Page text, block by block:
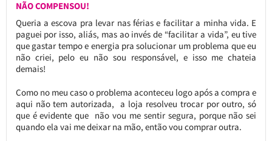
NÃO COMPENSOU!
Queria a escova pra levar nas férias e facilitar a minha vida. E
paguei por isso, aliás, mas ao invés de “facilitar a vida”, eu tive
que gastar tempo e energia pra solucionar um problema que eu
não criei, pelo eu não sou responsável, e isso me chateia
demais!
Como no meu caso o problema aconteceu logo após a compra e
aqui não tem autorizada, a loja resolveu trocar por outro, só
que é evidente que não vou me sentir segura, porque não sei
quando ela vai me deixar na mão, então vou comprar outra.